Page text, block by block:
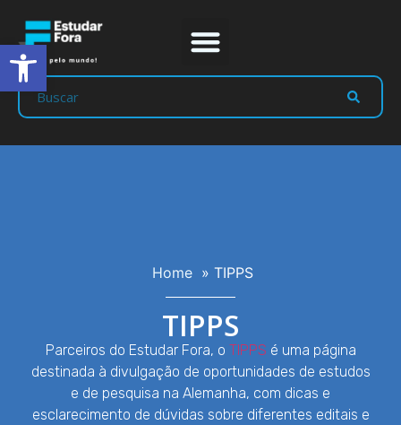
Home » TIPPS
TIPPS
Parceiros do Estudar Fora, o TIPPS é uma página
destinada à divulgação de oportunidades de estudos
e de pesquisa na Alemanha, com dicas e
esclarecimento de dúvidas sobre diferentes editais e
Abrir a barra de ferramentas